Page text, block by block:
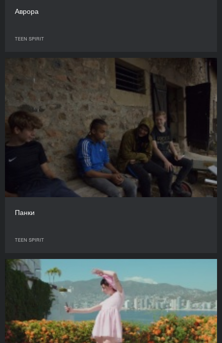
Аврора
TEEN SPIRIT
Панки
TEEN SPIRIT